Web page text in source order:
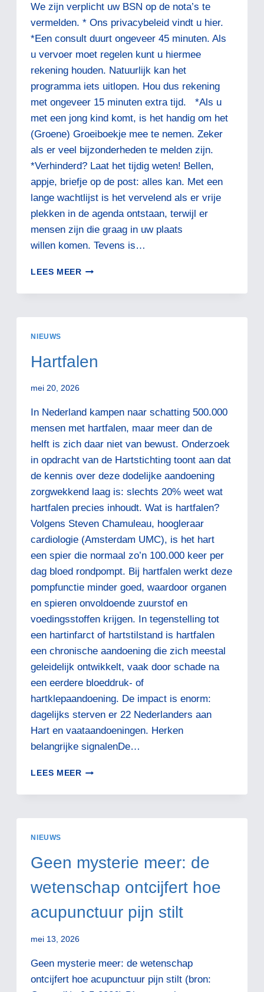
We zijn verplicht uw BSN op de nota’s te
vermelden. * Ons privacybeleid vindt u hier.
*Een consult duurt ongeveer 45 minuten. Als
u vervoer moet regelen kunt u hiermee
rekening houden. Natuurlijk kan het
programma iets uitlopen. Hou dus rekening
met ongeveer 15 minuten extra tijd. *Als u
met een jong kind komt, is het handig om het
(Groene) Groeiboekje mee te nemen. Zeker
als er veel bijzonderheden te melden zijn.
*Verhinderd? Laat het tijdig weten! Bellen,
appje, briefje op de post: alles kan. Met een
lange wachtlijst is het vervelend als er vrije
plekken in de agenda ontstaan, terwijl er
mensen zijn die graag in uw plaats
willen komen. Tevens is…
LEES MEEREERSTE
EN
NIEUWS
Hartfalen
mei 20, 2026
In Nederland kampen naar schatting 500.000
mensen met hartfalen, maar meer dan de
helft is zich daar niet van bewust. Onderzoek
in opdracht van de Hartstichting toont aan dat
de kennis over deze dodelijke aandoening
zorgwekkend laag is: slechts 20% weet wat
hartfalen precies inhoudt. Wat is hartfalen?
Volgens Steven Chamuleau, hoogleraar
cardiologie (Amsterdam UMC), is het hart
een spier die normaal zo’n 100.000 keer per
dag bloed rondpompt. Bij hartfalen werkt deze
pompfunctie minder goed, waardoor organen
en spieren onvoldoende zuurstof en
voedingsstoffen krijgen. In tegenstelling tot
een hartinfarct of hartstilstand is hartfalen
een chronische aandoening die zich meestal
geleidelijk ontwikkelt, vaak door schade na
een eerdere bloeddruk- of
hartklepaandoening. De impact is enorm:
dagelijks sterven er 22 Nederlanders aan
Hart en vaataandoeningen. Herken
belangrijke signalenDe…
LEES MEERHARTFALEN
NIEUWS
Geen mysterie meer: de
wetenschap ontcijfert hoe
acupunctuur pijn stilt
mei 13, 2026
Geen mysterie meer: de wetenschap
ontcijfert hoe acupunctuur pijn stilt (bron: